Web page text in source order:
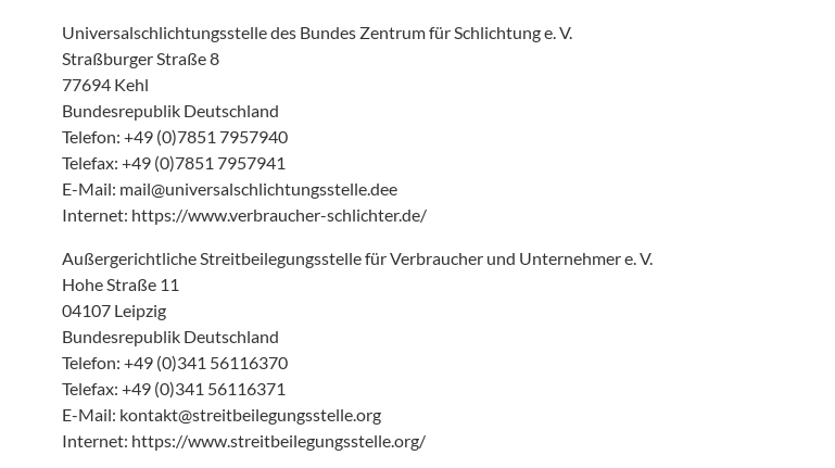
Universalschlichtungsstelle des Bundes Zentrum für Schlichtung e. V.
Straßburger Straße 8
77694 Kehl
Bundesrepublik Deutschland
Telefon: +49 (0)7851 7957940
Telefax: +49 (0)7851 7957941
E-Mail: mail@universalschlichtungsstelle.dee
Internet: https://www.verbraucher-schlichter.de/
Außergerichtliche Streitbeilegungsstelle für Verbraucher und Unternehmer e. V.
Hohe Straße 11
04107 Leipzig
Bundesrepublik Deutschland
Telefon: +49 (0)341 56116370
Telefax: +49 (0)341 56116371
E-Mail: kontakt@streitbeilegungsstelle.org
Internet: https://www.streitbeilegungsstelle.org/